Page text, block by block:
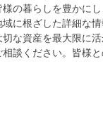
の暮らしを豊かに
に根ざした詳細な
な資産を最大限に
談ください。皆様